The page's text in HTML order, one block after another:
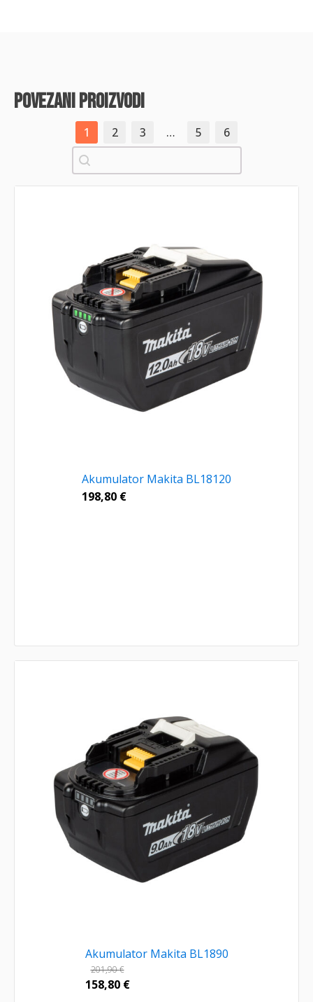
povezani proizvodi
1 2 3 … 5
6
Pretraži
Akumulator Makita BL18120
198,80 €
Akumulator Makita BL1890
201,90€
158,80 €